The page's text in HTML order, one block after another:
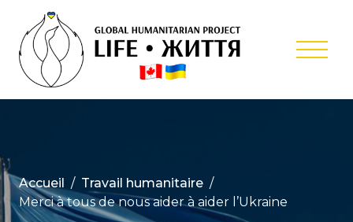
content
Projet
Accueil
Travail humanitaire
Merci à tous de nous aider à aider l’Ukraine